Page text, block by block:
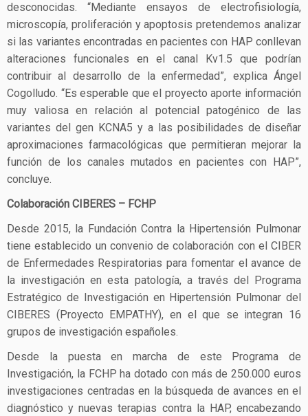
desconocidas. “Mediante ensayos de electrofisiología,
microscopía, proliferación y apoptosis pretendemos analizar
si las variantes encontradas en pacientes con HAP conllevan
alteraciones funcionales en el canal Kv1.5 que podrían
contribuir al desarrollo de la enfermedad”, explica Ángel
Cogolludo. “Es esperable que el proyecto aporte información
muy valiosa en relación al potencial patogénico de las
variantes del gen KCNA5 y a las posibilidades de diseñar
aproximaciones farmacológicas que permitieran mejorar la
función de los canales mutados en pacientes con HAP”,
concluye.
Colaboración CIBERES – FCHP
Desde 2015, la Fundación Contra la Hipertensión Pulmonar
tiene establecido un convenio de colaboración con el CIBER
de Enfermedades Respiratorias para fomentar el avance de
la investigación en esta patología, a través del Programa
Estratégico de Investigación en Hipertensión Pulmonar del
CIBERES (Proyecto EMPATHY), en el que se integran 16
grupos de investigación españoles.
Desde la puesta en marcha de este Programa de
Investigación, la FCHP ha dotado con más de 250.000 euros
investigaciones centradas en la búsqueda de avances en el
diagnóstico y nuevas terapias contra la HAP, encabezando